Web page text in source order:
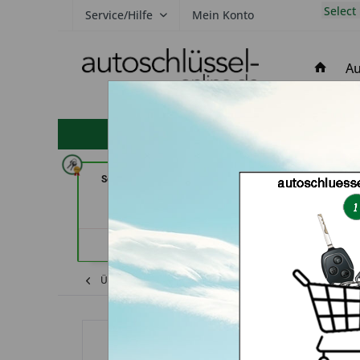
Service/Hilfe Mein Konto Select
hohe Kundenzufriedenheit
Schlüssel- u. DL Service (in
Secura Tec
Übersicht Lexus Alternativ-